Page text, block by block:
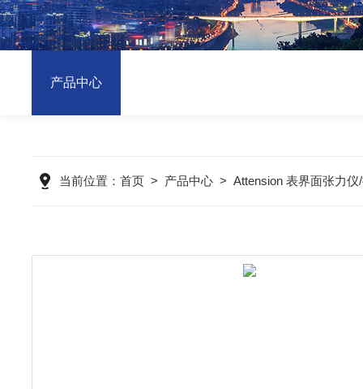
产品中心
当前位置： 首页 > 产品中心 > Attension 表界面张力